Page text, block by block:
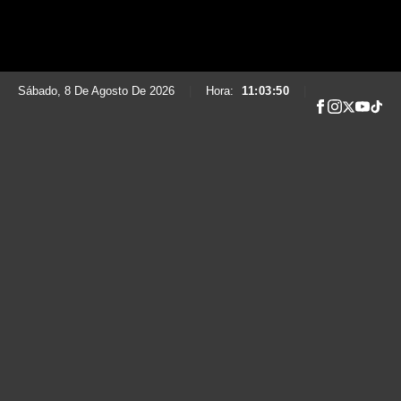
Sábado, 8 De Agosto De 2026 Hora: 11:03:51